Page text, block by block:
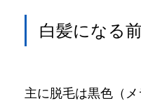
白髪になる
主に脱毛は黒色（